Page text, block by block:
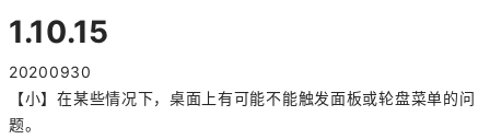
1.10.15
20200930
【小】在某些情况下，桌面上有可能不能触发面板或轮盘菜单的问
题。